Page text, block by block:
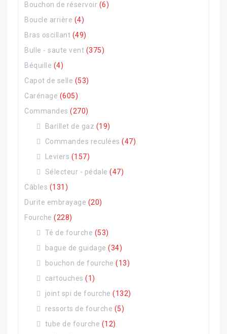
Bouchon de réservoir (6)
Boucle arrière (4)
Bras oscillant (49)
Bulle - saute vent (375)
Béquille (4)
Capot de selle (53)
Carénage (605)
Commandes (270)
Barillet de gaz (19)
Commandes reculées (47)
Leviers (157)
Sélecteur - pédale (47)
Câbles (131)
Durite embrayage (20)
Fourche (228)
Té de fourche (53)
bague de guidage (34)
bouchon de fourche (13)
cartouches (1)
joint spi de fourche (132)
ressorts de fourche (5)
tube de fourche (12)